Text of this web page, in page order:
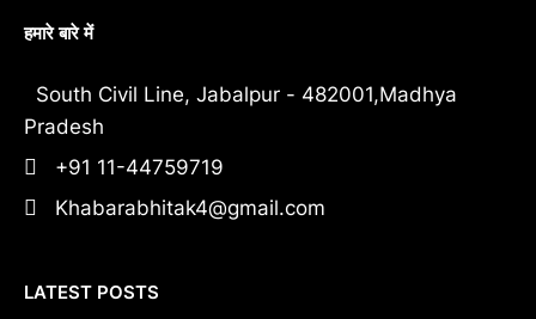
हमारे बारे में
South Civil Line, Jabalpur - 482001,Madhya
Pradesh
+91 11-44759719
Khabarabhitak4@gmail.com
LATEST POSTS